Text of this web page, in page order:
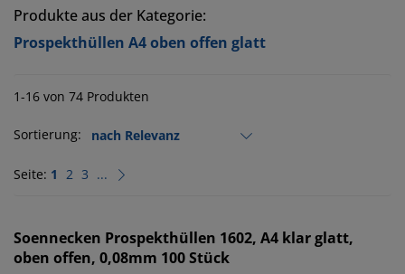
Produkte aus der Kategorie:
Prospekthüllen A4 oben offen glatt
1-16 von 74 Produkten
Sortierung:
Seite: 1 2 3 ...
Soennecken Prospekthüllen 1602, A4 klar glatt,
oben offen, 0,08mm 100 Stück